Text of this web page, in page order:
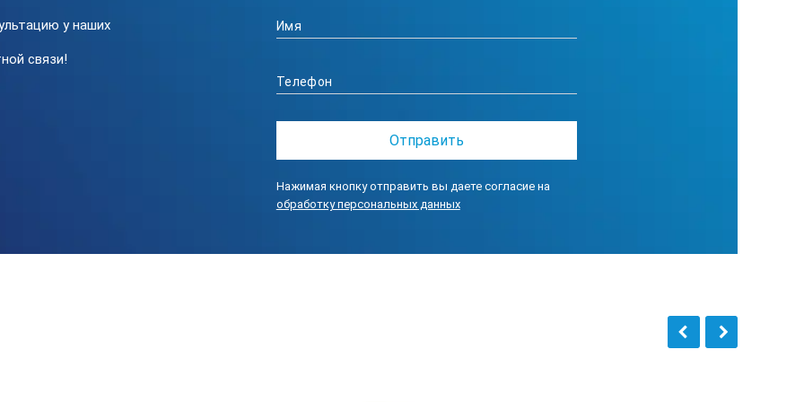
от -35° до +40°С
трубки и время экспозиции регулируются
тока и напряжения в широком диапазоне
имеет сменные опоры: пластиковые и магнитные
у наших
связи!
Нажимая кнопку отправить вы даете согласие на
обработку персональных данных